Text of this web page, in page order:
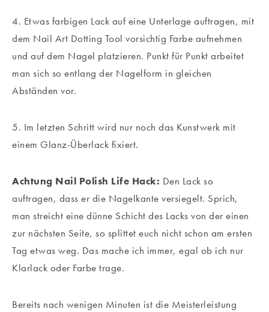
4. Etwas farbigen Lack auf eine Unterlage auftragen, mit
dem Nail Art Dotting Tool vorsichtig Farbe aufnehmen
und auf dem Nagel platzieren. Punkt für Punkt arbeitet
man sich so entlang der Nagelform in gleichen
Abständen vor.
5. Im letzten Schritt wird nur noch das Kunstwerk mit
einem Glanz-Überlack fixiert.
Achtung Nail Polish Life Hack: Den Lack so
auftragen, dass er die Nagelkante versiegelt. Sprich,
man streicht eine dünne Schicht des Lacks von der einen
zur nächsten Seite, so splittet euch nicht schon am ersten
Tag etwas weg. Das mache ich immer, egal ob ich nur
Klarlack oder Farbe trage.
Bereits nach wenigen Minuten ist die Meisterleistung